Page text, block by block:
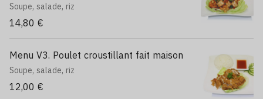
Soupe, salade, riz
14,80 €
Menu V3. Poulet croustillant fait maison
Soupe, salade, riz
12,00 €